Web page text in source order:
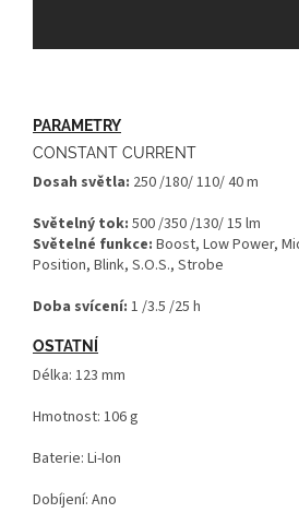
PARAMETRY
CONSTANT CURRENT
Dosah světla: 250 /180/ 110/ 40 m
Světelný tok: 500 /350 /130/ 15 lm
Světelné funkce: Boost, Low Power,
Position, Blink, S.O.S., Strobe
Doba svícení: 1 /3.5 /25 h
OSTATNÍ
Délka: 123 mm
Hmotnost: 106 g
Baterie: Li-Ion
Dobíjení: Ano